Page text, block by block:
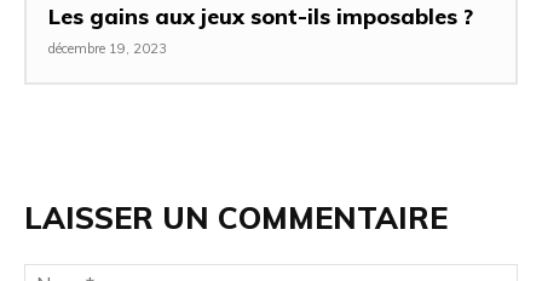
Les gains aux jeux sont-ils imposables ?
décembre 19, 2023
LAISSER UN COMMENTAIRE